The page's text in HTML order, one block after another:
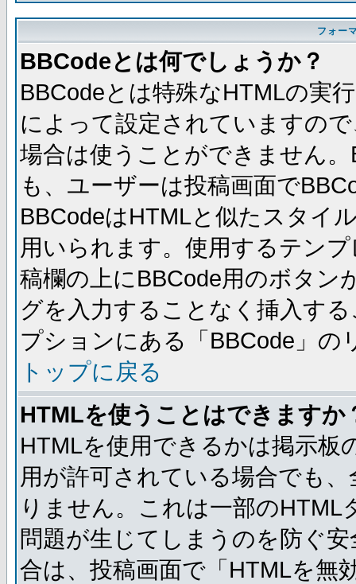
フォー
BBCodeとは何でしょうか？
BBCodeとは特殊なHTMLの実
によって設定されていますの
場合は使うことができません
も、ユーザーは投稿画面で
BBCodeはHTMLと似たスタイ
用いられます。使用するテン
稿欄の上にBBCode用のボタン
グを入力することなく挿入す
プションにある「BBCode」
トップに戻る
HTMLを使うことはできますか
HTMLを使用できるかは掲示板
用が許可されている場合でも
りません。これは一部の
問題が生じてしまうのを防ぐ
合は、投稿画面で「HTMLを無